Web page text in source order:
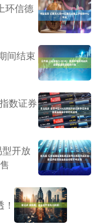
环信德
间结束
数证券
开放